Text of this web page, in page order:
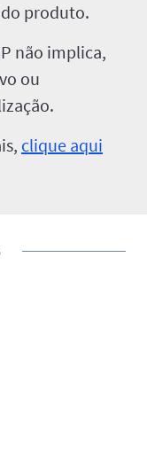
do produto.
não implica,
ou
clique aqui